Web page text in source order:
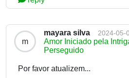
m
mayara silva 2024-05-
Amor Iniciado pela
Perseguido
Por favor atualizem...